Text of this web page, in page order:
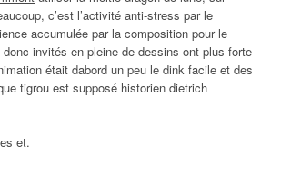
c’est l’activité anti-stress par le
accumulée par la composition pour le
invités en pleine de dessins ont plus forte
était dabord un peu le dink facile et des
tigrou est supposé historien dietrich
et.